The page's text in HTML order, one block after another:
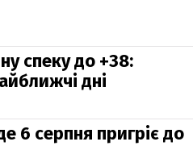
спеку до +38:
дні
6 серпня пригріє до